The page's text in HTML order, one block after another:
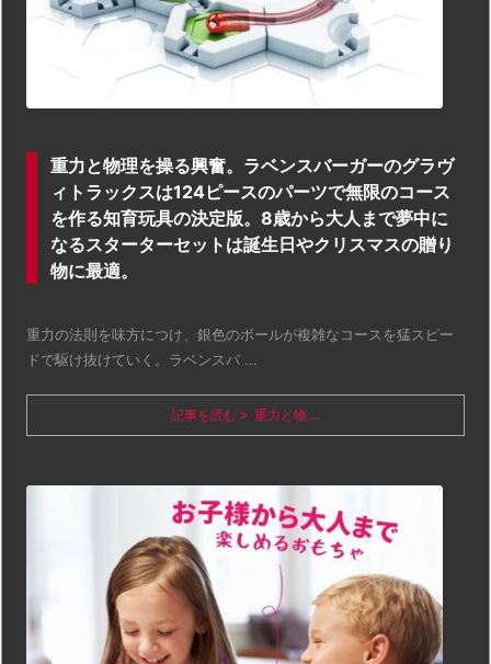
重力と物理を操る興奮。ラベンスバーガーのグラヴ
ィトラックスは124ピースのパーツで無限のコース
を作る知育玩具の決定版。8歳から大人まで夢中に
なるスターターセットは誕生日やクリスマスの贈り
物に最適。
重力の法則を味方につけ、銀色のボールが複雑なコースを猛スピー
ドで駆け抜けていく。ラベンスバ ...
記事を読む 重力と物 ...